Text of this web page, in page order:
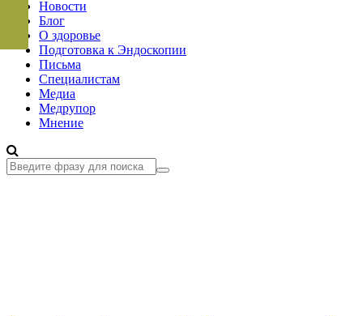
Новости
Блог
О здоровье
Подготовка к Эндоскопии
Письма
Специалистам
Медиа
Медрупор
Мнение